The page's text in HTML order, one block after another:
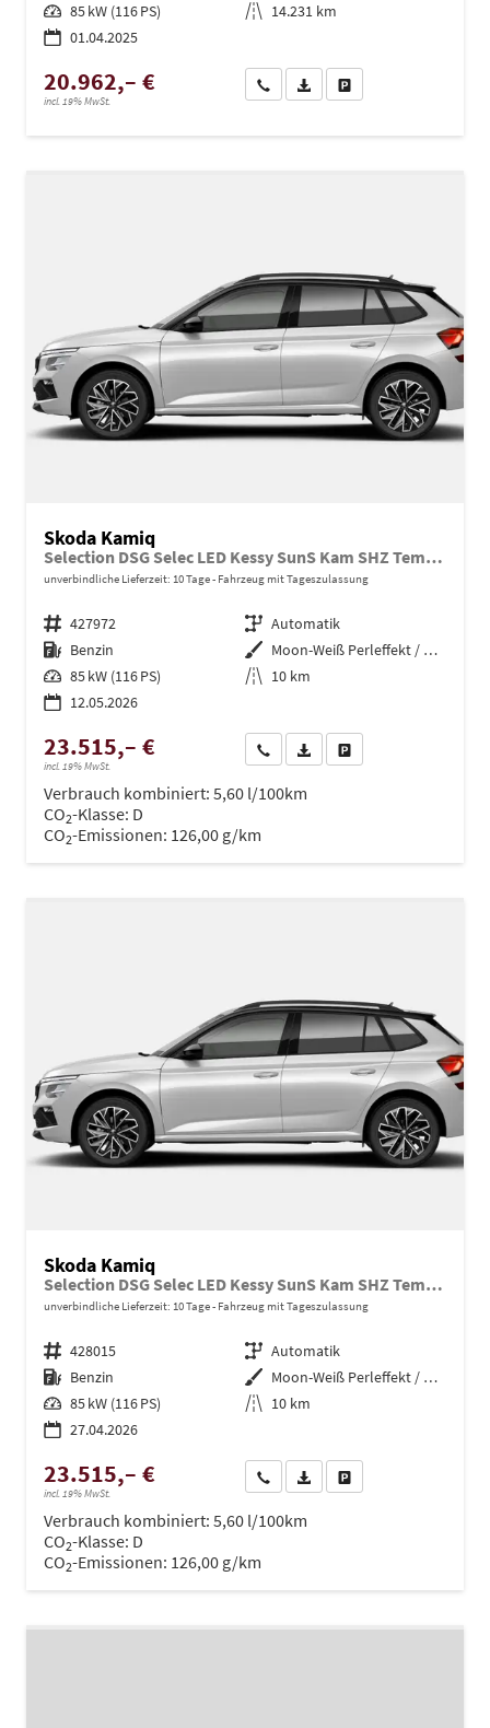
Leistung 85 kW (116 PS) Kilometerstand 14.231 km
01.04.2025
20.962,– €
incl. 19% MwSt.
Wir rufen Sie anPDF-Datei, Fahrzeugexposé
Skoda Kamiq
Selection DSG Selec LED Kessy SunS Kam SHZ Temp PDC
unverbindliche Lieferzeit: 10 Tage Fahrzeug mit Tageszulassung
Fahrzeugnr. 427972 Getriebe Automatik
Kraftstoff Benzin Außenfarbe
Moon-Weiß Perleffekt / Dach in B
Leistung 85 kW (116 PS) Kilometerstand 10 km
12.05.2026
23.515,– €
incl. 19% MwSt.
Wir rufen Sie anPDF-Datei, Fahrzeugexposé
Verbrauch kombiniert: 5,60 l/100km
CO2-Klasse: D
CO2-Emissionen: 126,00 g/km
Skoda Kamiq
Selection DSG Selec LED Kessy SunS Kam SHZ Temp PDC
unverbindliche Lieferzeit: 10 Tage Fahrzeug mit Tageszulassung
Fahrzeugnr. 428015 Getriebe Automatik
Kraftstoff Benzin Außenfarbe
Moon-Weiß Perleffekt / Dach in B
Leistung 85 kW (116 PS) Kilometerstand 10 km
27.04.2026
23.515,– €
incl. 19% MwSt.
Wir rufen Sie anPDF-Datei, Fahrzeugexposé
Verbrauch kombiniert: 5,60 l/100km
CO2-Klasse: D
CO2-Emissionen: 126,00 g/km